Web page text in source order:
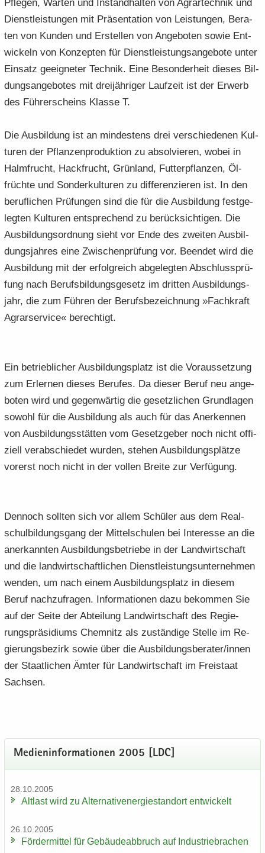
Pfle­gen, War­ten und In­stand­hal­ten von Agrar­tech­nik und
Dienst­leis­tun­gen mit Prä­sen­ta­ti­on von Leis­tun­gen, Be­ra­
ten von Kun­den und Er­stel­len von An­ge­bo­ten sowie Ent­
wi­ckeln von Kon­zep­ten für Dienst­leis­tungs­an­ge­bo­te unter
Ein­satz ge­eig­ne­ter Tech­nik. Eine Be­son­der­heit die­ses Bil­
dungs­an­ge­bo­tes mit drei­jäh­ri­ger Lauf­zeit ist der Er­werb
des Füh­rer­scheins Klas­se T.
Die Aus­bil­dung ist an min­des­tens drei ver­schie­de­nen Kul­
tu­ren der Pflan­zen­pro­duk­ti­on zu ab­sol­vie­ren, wobei in
Halm­frucht, Hack­frucht, Grün­land, Fut­ter­pflan­zen, Öl­
früch­te und Son­der­kul­tu­ren zu dif­fe­ren­zie­ren ist. In den
be­ruf­li­chen Prü­fun­gen sind die für die Aus­bil­dung fest­ge­
leg­ten Kul­tu­ren ent­spre­chend zu be­rück­sich­ti­gen. Die
Aus­bil­dungs­ord­nung sieht vor Ende des zwei­ten Aus­bil­
dungs­jah­res eine Zwi­schen­prü­fung vor. Be­en­det wird die
Aus­bil­dung mit der er­folg­reich ab­ge­leg­ten Ab­schluss­prü­
fung nach Be­rufs­bil­dungs­ge­setz im drit­ten Aus­bil­dungs­
jahr, die zum Füh­ren der Be­rufs­be­zeich­nung »Fach­kraft
Agrar­ser­vice« be­rech­tigt.
Ein be­trieb­li­cher Aus­bil­dungs­platz ist die Vor­aus­set­zung
zum Er­ler­nen die­ses Be­ru­fes. Da die­ser Beruf neu an­ge­
bo­ten wird und ge­gen­wär­tig die ge­setz­li­chen Grund­la­gen
so­wohl für die Aus­bil­dung als auch für das An­er­ken­nen
von Aus­bil­dungs­stät­ten vom Ge­setz­ge­ber noch nicht of­fi­
zi­ell ver­ab­schie­det wur­den, ste­hen Aus­bil­dungs­plät­ze
vor­erst noch nicht in der vol­len Brei­te zur Ver­fü­gung.
Den­noch soll­ten sich vor allem Schü­ler aus dem Re­al­
schul­bil­dungs­gang der Mit­tel­schu­len bei In­ter­es­se an die
an­er­kann­ten Aus­bil­dungs­be­trie­be in der Land­wirt­schaft
und die land­wirt­schaft­li­chen Dienst­leis­tungs­un­ter­neh­men
wen­den, um nach einem Aus­bil­dungs­platz in die­sem
Beruf nach­zu­fra­gen. In­for­ma­tio­nen dazu be­kom­men Sie
auf der Seite der Ab­tei­lung Land­wirt­schaft des Re­gie­
rungs­prä­si­di­ums Chem­nitz als zu­stän­di­ge Stel­le im Re­
gie­rungs­be­zirk sowie über die Aus­bil­dungs­be­ra­ter/innen
der Staat­li­chen Ämter für Land­wirt­schaft im Frei­staat
Sach­sen.
Me­di­en­in­for­ma­tio­nen 2005 [LDC]
28.10.2005
Alt­last wird zu Al­ter­na­tiv­ener­gie­stand­ort ent­wi­ckelt
26.10.2005
För­der­mit­tel für Ge­bäu­de­ab­bruch auf In­dus­trie­bra­chen